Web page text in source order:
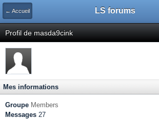
← Accueil LS forums
Profil de masda9cink
Mes informations
Groupe Members
Messages 27